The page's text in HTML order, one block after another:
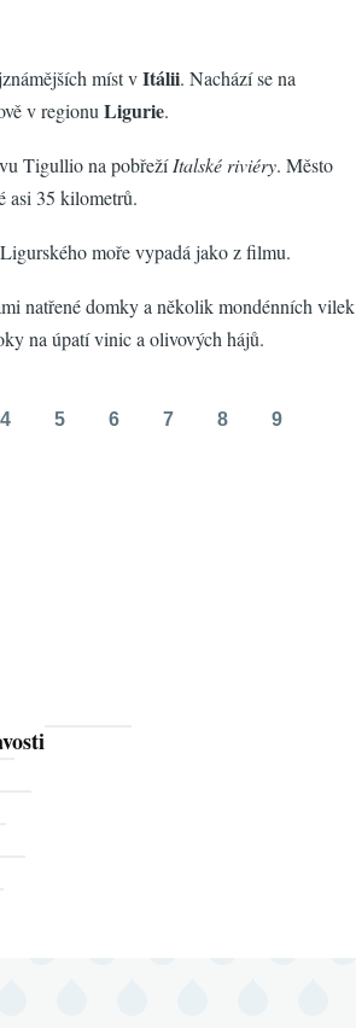
míst vItálii.‭ Nachází se na
v regionu Ligurie.
Tigullio na pobřežíItalské riviéry. Město
asi 35 kilometrů.
moře vypadá jako‭ z ‬filmu.
natřené‭ ‬domky a několik mondénních vilek
na úpatí vinic a olivových hájů.‭
4 5 6 7 8 9